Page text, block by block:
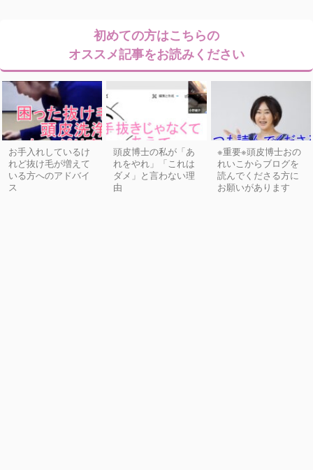
初めての方はこちらの
オススメ記事をお読みください
お手入れしているけ
れど抜け毛が増えて
いる方へのアドバイ
ス
頭皮博士の私が「あ
れをやれ」「これは
ダメ」と言わない理
由
※重要※頭皮博士おの
れいこからブログを
読んでくださる方に
お願いがあります